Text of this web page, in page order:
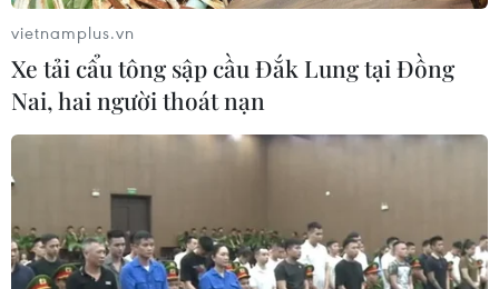
vietnamplus.vn
Xe tải cẩu tông sập cầu Đắk Lung tại Đồng
Nai, hai người thoát nạn